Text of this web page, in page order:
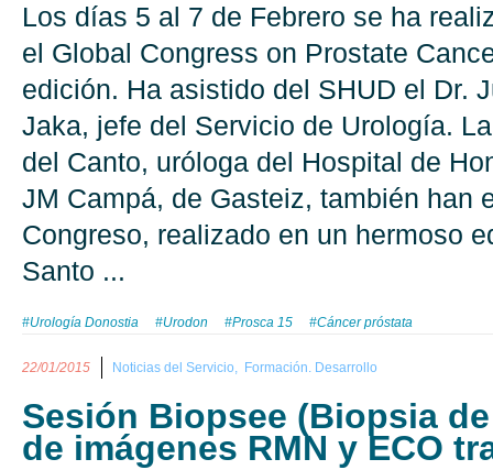
Los días 5 al 7 de Febrero se ha
el Global Congress on Prostate
edición. Ha asistido del SHUD el Dr.
Jaka, jefe del Servicio de Urología.
del Canto, uróloga del Hospital de
JM Campá, de Gasteiz, también han
Congreso, realizado en un hermoso
Santo ...
#Urología Donostia #Urodon #Prosca 15 #Cáncer próstata
22/01/2015 Noticias del Servicio, Formación. Desarrollo
Sesión Biopsee (Biopsia
de imágenes RMN y ECO